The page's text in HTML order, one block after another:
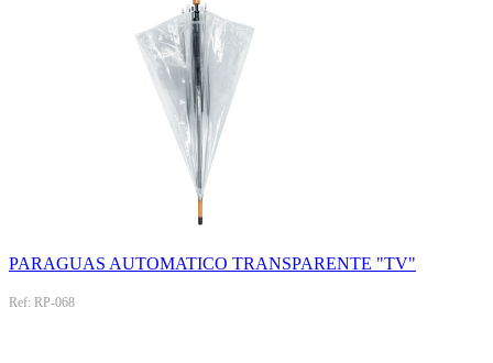
PARAGUAS AUTOMATICO TRANSPARENTE "TV"
Ref: RP-068